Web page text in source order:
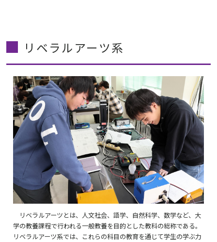
リベラルアーツ系
リベラルアーツとは、人文社会、語学、自然科学、数学など、大
学の教養課程で行われる一般教養を目的とした教科の総称である。
リベラルアーツ系では、これらの科目の教育を通じて学生の学ぶ力